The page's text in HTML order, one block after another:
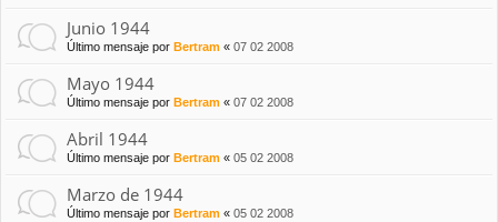
Junio 1944
Último mensaje por Bertram « 07 02 2008
Mayo 1944
Último mensaje por Bertram « 07 02 2008
Abril 1944
Último mensaje por Bertram « 05 02 2008
Marzo de 1944
Último mensaje por Bertram « 05 02 2008